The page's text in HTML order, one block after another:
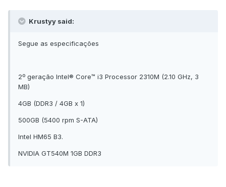
Krustyy said:
Segue as especificações
2º geração Intel® Core™ i3 Processor 2310M (2.10 GHz, 3
MB)
4GB (DDR3 / 4GB x 1)
500GB (5400 rpm S-ATA)
Intel HM65 B3.
NVIDIA GT540M 1GB DDR3